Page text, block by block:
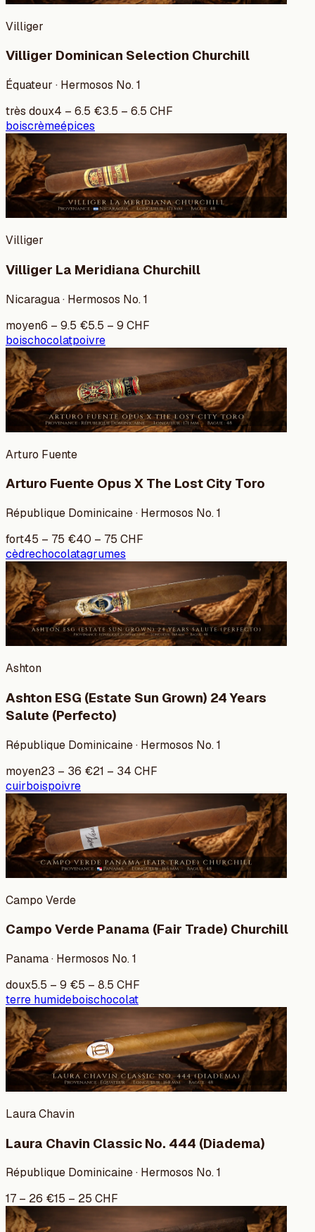
Villiger
Villiger Dominican Selection Churchill
Équateur · Hermosos No. 1
très doux4 – 6.5 €3.5 – 6.5 CHF
boiscrèmeépices
Villiger
Villiger La Meridiana Churchill
Nicaragua · Hermosos No. 1
moyen6 – 9.5 €5.5 – 9 CHF
boischocolatpoivre
Arturo Fuente
Arturo Fuente Opus X The Lost City Toro
République Dominicaine · Hermosos No. 1
fort45 – 75 €40 – 75 CHF
cèdrechocolatagrumes
Ashton
Ashton ESG (Estate Sun Grown) 24 Years
Salute (Perfecto)
République Dominicaine · Hermosos No. 1
moyen23 – 36 €21 – 34 CHF
cuirboispoivre
Campo Verde
Campo Verde Panama (Fair Trade) Churchill
Panama · Hermosos No. 1
doux5.5 – 9 €5 – 8.5 CHF
terre humideboischocolat
Laura Chavin
Laura Chavin Classic No. 444 (Diadema)
République Dominicaine · Hermosos No. 1
17 – 26 €15 – 25 CHF